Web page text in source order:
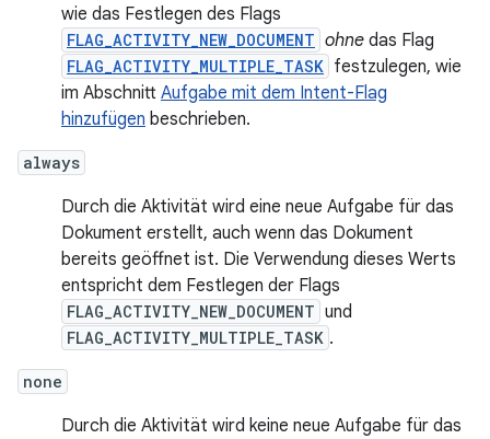
wie das Festlegen des Flags
FLAG_ACTIVITY_NEW_DOCUMENT ohne das Flag
FLAG_ACTIVITY_MULTIPLE_TASK festzulegen, wie
im Abschnitt Aufgabe mit dem Intent-Flag
hinzufügen beschrieben.
always
Durch die Aktivität wird eine neue Aufgabe für das
Dokument erstellt, auch wenn das Dokument
bereits geöffnet ist. Die Verwendung dieses Werts
entspricht dem Festlegen der Flags
FLAG_ACTIVITY_NEW_DOCUMENT und
FLAG_ACTIVITY_MULTIPLE_TASK .
none
Durch die Aktivität wird keine neue Aufgabe für das